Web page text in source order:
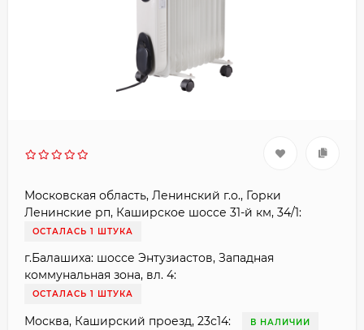
Московская область, Ленинский г.о., Горки
Ленинские рп, Каширское шоссе 31-й км, 34/1:
ОСТАЛАСЬ 1 ШТУКА
г.Балашиха: шоссе Энтузиастов, Западная
коммунальная зона, вл. 4:
ОСТАЛАСЬ 1 ШТУКА
Москва, Каширский проезд, 23с14: В НАЛИЧИИ